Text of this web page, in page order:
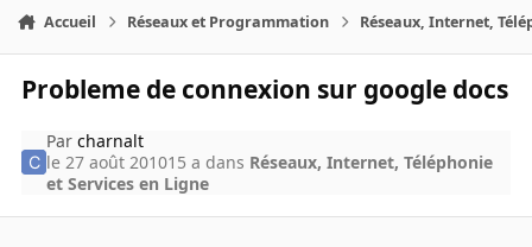
Accueil Réseaux et Programmation Réseaux, Internet,
Probleme de connexion sur google docs
Parcharnalt
le 27 août 201015 a dans Réseaux, Internet, Téléphonie
et Services en Ligne